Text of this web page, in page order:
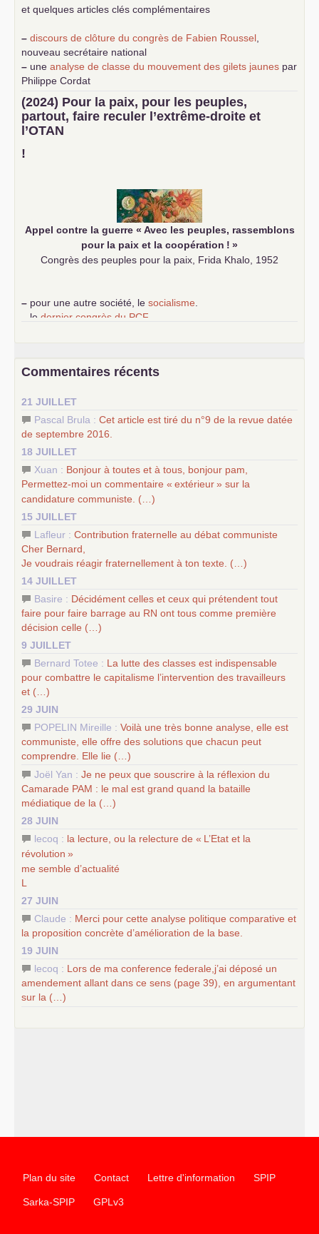
et quelques articles clés complémentaires
– discours de clôture du congrès de Fabien Roussel
nouveau secrétaire national
– une analyse de classe du mouvement des gilets jaunes par
Philippe Cordat
–
un texte de Jean-Claude Delaunay
le marxisme est la
science sociale de notre temps
–un appel proposé aux partis communistes et ouvrier
d’Europe
–
(2024) Pour la paix, pour les peuples,
partout, faire reculer l’extrême-droite et
l’OTAN
!
Appel contre la guerre « Avec les peuples, rassemblons
pour la paix et la coopération ! »
Congrès des peuples pour la paix, Frida Khalo, 1952
– pour une autre société, le socialisme
le dernier congrès du PCF
science sociale de notre temps
d’Europe
–lescinq chantiers pour contribuer au débat sur le projet
communiste
Commentaires récents
21 JUILLET
Pascal Brula : Cet article est tiré du n°9 de la revue datée
de septembre 2016.
18 JUILLET
Xuan : Bonjour à toutes et à tous, bonjour pam,
Permettez-moi un commentaire « extérieur» sur la
candidature communiste. (…)
15 JUILLET
Lafleur : Contribution fraternelle au débat communiste
Cher Bernard,
Je voudrais réagir fraternellement à ton texte. (…)
14 JUILLET
Basire : Décidément celles et ceux qui prétendent tout
faire pour faire barrage au RN ont tous comme première
décision celle (…)
9 JUILLET
Bernard Totee : La lutte des classes est indispensable
pour combattre le capitalisme l’intervention des travailleurs
et (…)
29 JUIN
POPELIN Mireille : Voilà une très bonne analyse, elle est
communiste, elle offre des solutions que chacun peut
comprendre. Elle lie (…)
Joël Yan : Je ne peux que souscrire à la réflexion du
Camarade PAM : le mal est grand quand la bataille
médiatique de la (…)
28 JUIN
lecoq : la lecture, ou la relecture de « L’Etat et la
révolution »
me semble d’actualité
L
27 JUIN
Claude : Merci pour cette analyse politique comparative et
la proposition concrète d’amélioration de la base.
19 JUIN
lecoq : Lors de ma conference federale,j’ai déposé un
amendement allant dans ce sens (page 39), en argumentant
sur la (…)
Plan du site Contact Lettre d'information SPIP
Sarka-SPIP GPLv3